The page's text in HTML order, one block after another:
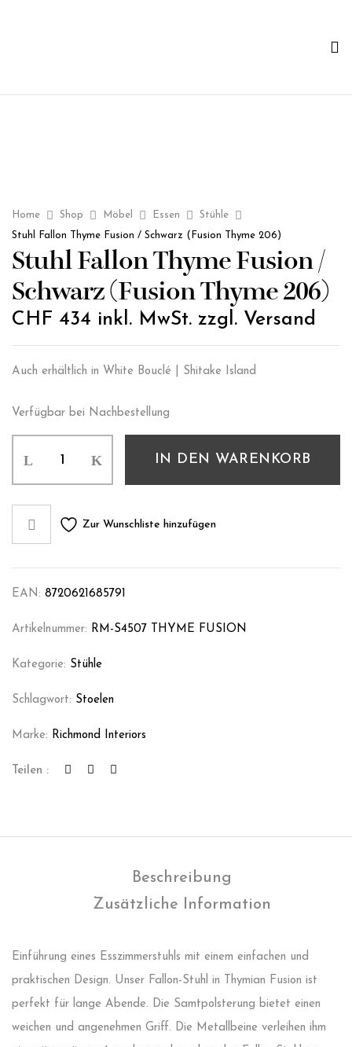
Home Shop Möbel Essen
Stühle
Stuhl Fallon Thyme Fusion / Schwarz (Fusion Thyme 206)
Stuhl Fallon Thyme Fusion /
Schwarz (Fusion Thyme 206)
CHF 434 inkl. MwSt. zzgl. Versand
Auch erhältlich in White Bouclé | Shitake Island
Verfügbar bei Nachbestellung
IN DEN WARENKORB
Zur Wunschliste hinzufügen
EAN: 8720621685791
Artikelnummer: RM-S4507 THYME FUSION
Kategorie: Stühle
Schlagwort: Stoelen
Marke: Richmond Interiors
Teilen :
Beschreibung
Zusätzliche Information
Einführung eines Esszimmerstuhls mit einem einfachen und
praktischen Design. Unser Fallon-Stuhl in Thymian Fusion ist
perfekt für lange Abende. Die Samtpolsterung bietet einen
weichen und angenehmen Griff. Die Metallbeine verleihen ihm